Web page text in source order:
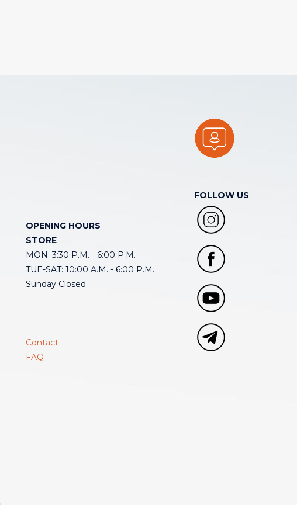
OPENING HOURS
STORE
MON: 3:30 P.M. - 6:00 P.M.
TUE-SAT: 10:00 A.M. - 6:00 P.M.
Sunday Closed
Contact
FAQ
FOLLOW US